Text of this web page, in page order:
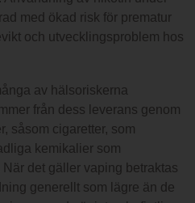
med ökad risk för prematur
och utvecklingsproblem hos
av hälsoriskerna
från dess leverans genom
såsom cigaretter, som
kemikalier som
det gäller vaping betraktas
generellt som lägre än de